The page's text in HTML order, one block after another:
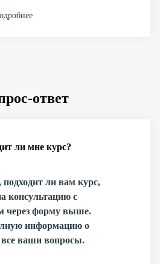
ответ
ли мне курс?
ли вам курс,
консультацию с
через форму выше.
информацию о
все ваши вопросы.